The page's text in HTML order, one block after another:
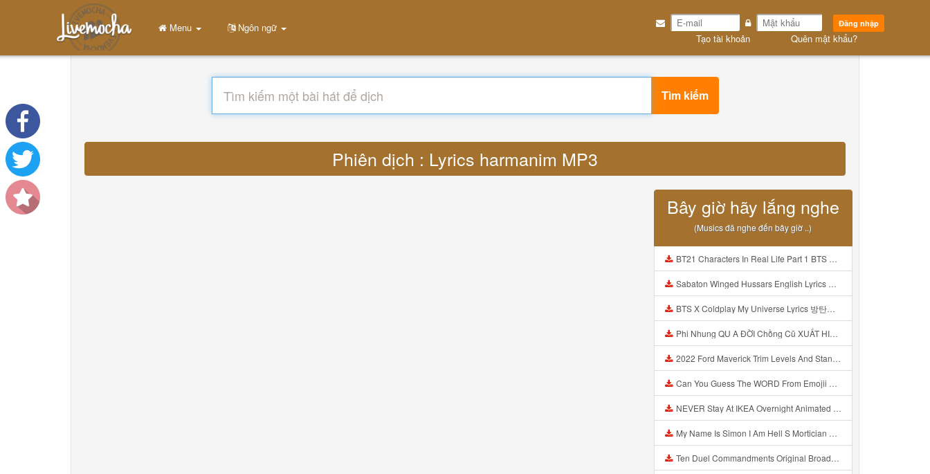
Đăng nhập
Tạo tài khoản Quên mật khẩu?
Menu Ngôn ngữ
Tìm kiếm
Phiên dịch : Lyrics harmanim MP3
Bây giờ hãy lắng nghe
(Musics đã nghe đến bây giờ ..)
BT21 Characters In Real Life Part 1 BTS AND BT21 방탄소년단 BT21 BT21아가들은 아빠조아 따라쟁이들 BTS Vs BT21 Mp3
Sabaton Winged Hussars English Lyrics Mp3
BTS X Coldplay My Universe Lyrics 방탄소년단 콜드플레이 My Universe 가사 Color Coded Lyrics Han Rom Eng Mp3
Phi Nhung QU A ĐỜI Chồng Cũ XUẤT HIỆN Khóc Hối Hận Vì Làm Điều KHỦNG KHIẾP Với Cô Mp3
2022 Ford Maverick Trim Levels And Standard Features Explained Mp3
Can You Guess The WORD From Emojii COMPOUND WORD EMOJII CHALLENGE 90 PEOPLE FAIL Guess Mp3
NEVER Stay At IKEA Overnight Animated SCP 3008 Horror Story Mp3
My Name Is Simon I Am Hell S Mortician And I Am Going To Kill God Creepypasta Mp3
Ten Duel Commandments Original Broadway Cast Of Hamilton Lyrics Mp3